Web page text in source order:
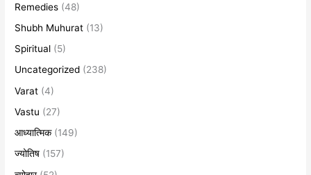
Remedies (48)
Shubh Muhurat (13)
Spiritual (5)
Uncategorized (238)
Varat (4)
Vastu (27)
आध्यात्मिक(149)
ज्योतिष (157)